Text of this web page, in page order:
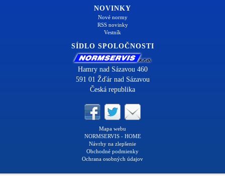
NOVINKY
Nové normy
RSS novinky
Vestník
SÍDLO SPOLOČNOSTI
Hamry nad Sázavou 460
591 01 Žďár nad Sázavou
Česká republika
Mapa webu
NORMSERVIS - HOME
Návrhy na zlepšenie
Obchodné podmienky
Ochrana osobných údajov